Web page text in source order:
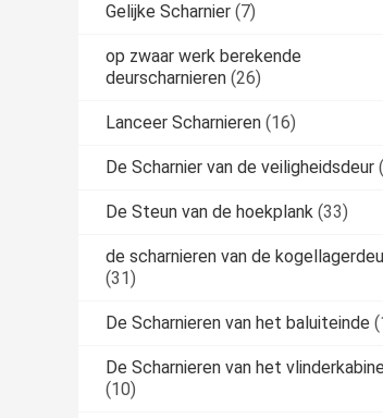
Gelijke Scharnier (7)
op zwaar werk berekende
deurscharnieren (26)
Lanceer Scharnieren (16)
De Scharnier van de veiligheidsdeur
De Steun van de hoekplank (33)
de scharnieren van de
(31)
De Scharnieren van het baluiteinde
De Scharnieren van het
(10)